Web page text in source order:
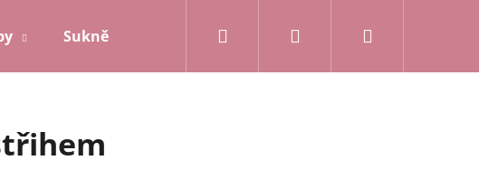
Sukně a kalhoty Mikiny a kardigany
Přihlášení